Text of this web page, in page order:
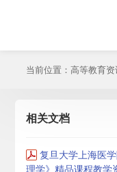
当前位置： 高等教育资
相关文档
复旦大学上海医
理学》精品课程教学